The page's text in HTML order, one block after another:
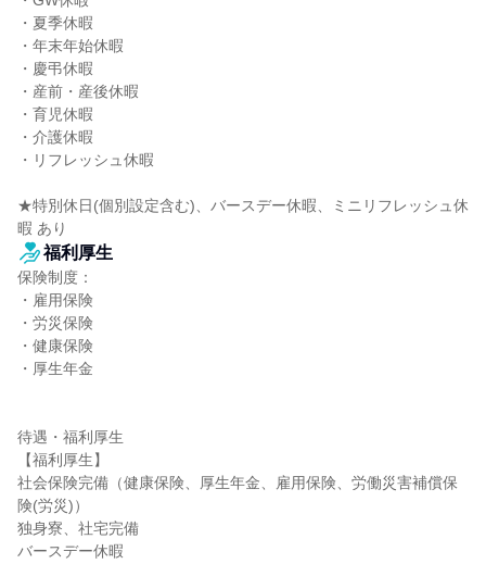
・夏季休暇
・年末年始休暇
・慶弔休暇
・産前・産後休暇
・育児休暇
・介護休暇
・リフレッシュ休暇
★特別休日(個別設定含む)、バースデー休暇、ミニリフレッシュ休
暇 あり
福利厚生
保険制度：
・雇用保険
・労災保険
・健康保険
・厚生年金
待遇・福利厚生
【福利厚生】
社会保険完備（健康保険、厚生年金、雇用保険、労働災害補償保
険(労災)）
独身寮、社宅完備
バースデー休暇